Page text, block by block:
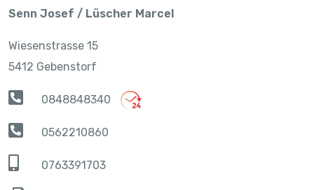
Senn Josef / Lüscher Marcel
Wiesenstrasse 15
5412 Gebenstorf
0848848340
0562210860
0763391703